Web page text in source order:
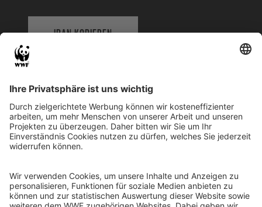
IBAN KOPIEREN
WWF Deutschland
Reinhardtstr. 18
10117 Berlin
Ihre Spende kann steuerlich geltend gemacht werden